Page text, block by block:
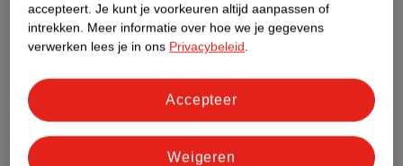
Productinformatie
Etiketinformatie
Dit product heeft (nog) geen Nature
accepteert. Je kunt je voorkeuren altijd aanpassen of
intrekken. Meer informatie over hoe we je gegevens
verwerken lees je in ons Privacybeleid.
Weigeren
Accepteer